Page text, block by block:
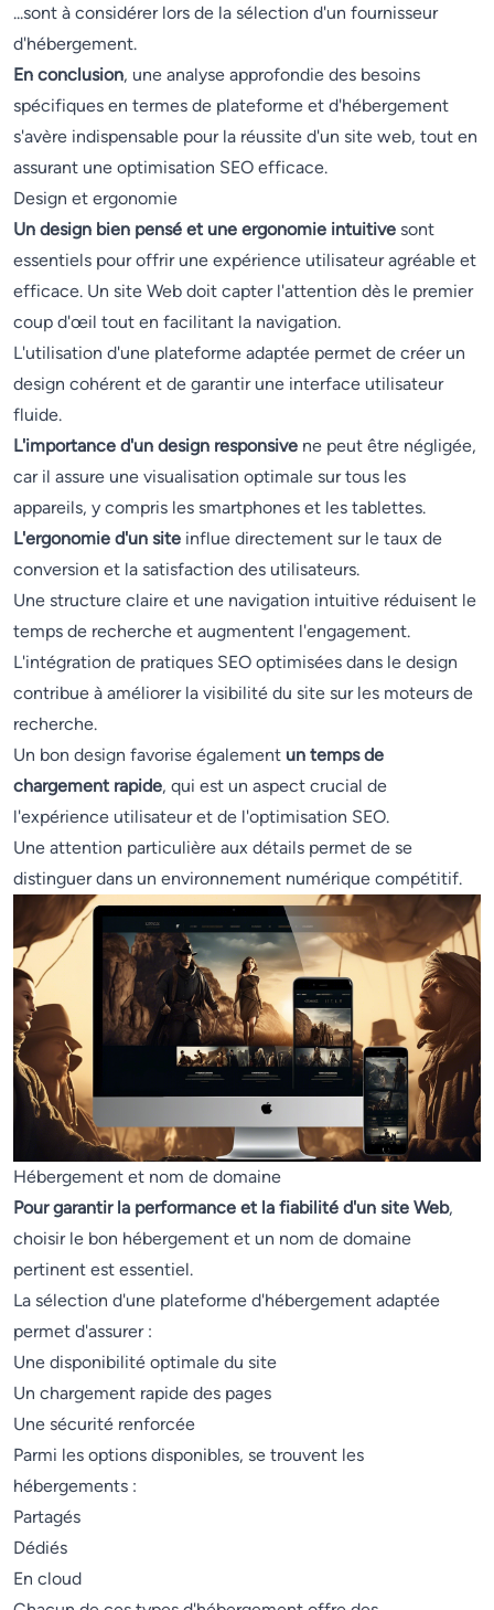
...sont à considérer lors de la sélection d'un fournisseur
d'hébergement.
En conclusion, une analyse approfondie des besoins
spécifiques en termes de plateforme et d'hébergement
s'avère indispensable pour la réussite d'un site web, tout en
assurant une optimisation SEO efficace.
Design et ergonomie
Un design bien pensé et une ergonomie intuitive sont
essentiels pour offrir une expérience utilisateur agréable et
efficace. Un site Web doit capter l'attention dès le premier
coup d'œil tout en facilitant la navigation.
L'utilisation d'une plateforme adaptée permet de créer un
design cohérent et de garantir une interface utilisateur
fluide.
L'importance d'un design responsive ne peut être négligée,
car il assure une visualisation optimale sur tous les
appareils, y compris les smartphones et les tablettes.
L'ergonomie d'un site influe directement sur le taux de
conversion et la satisfaction des utilisateurs.
Une structure claire et une navigation intuitive réduisent le
temps de recherche et augmentent l'engagement.
L'intégration de pratiques SEO optimisées dans le design
contribue à améliorer la visibilité du site sur les moteurs de
recherche.
Un bon design favorise également un temps de
chargement rapide, qui est un aspect crucial de
l'expérience utilisateur et de l'optimisation SEO.
Une attention particulière aux détails permet de se
distinguer dans un environnement numérique compétitif.
Hébergement et nom de domaine
Pour garantir la performance et la fiabilité d'un site Web,
choisir le bon hébergement et un nom de domaine
pertinent est essentiel.
La sélection d'une plateforme d'hébergement adaptée
permet d'assurer :
Une disponibilité optimale du site
Un chargement rapide des pages
Une sécurité renforcée
Parmi les options disponibles, se trouvent les
hébergements :
Partagés
Dédiés
En cloud